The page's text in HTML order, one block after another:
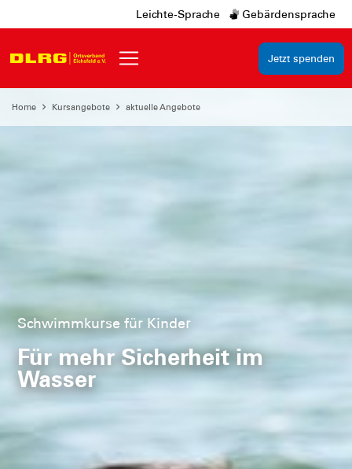
Leichte-Sprache Gebärdensprache
Jetzt spenden
Home Kursangebote aktuelle Angebote
Schwimmkurse für Kinder
Für mehr Sicherheit im
Wasser